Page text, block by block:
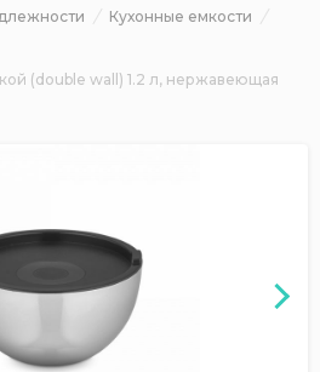
Кухонные емкости
(double wall) 1.2 л, нержавеющая